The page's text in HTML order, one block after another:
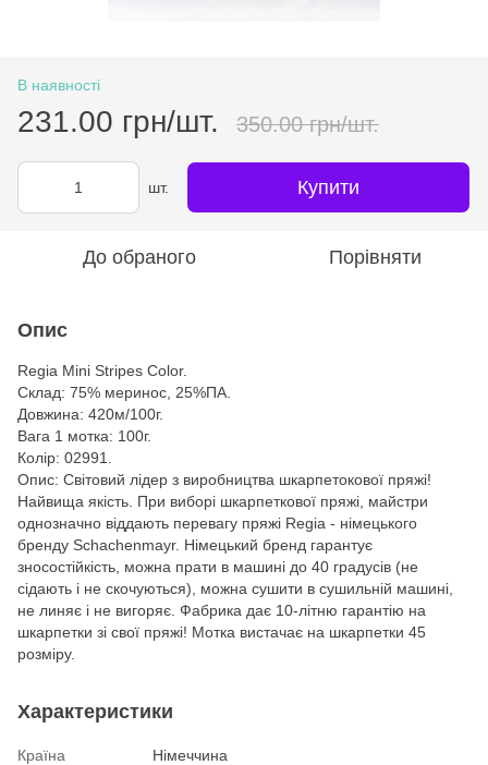
В наявності
231.00 грн/шт. 350.00 грн/шт.
шт. Купити
До обраного Порівняти
Опис
Regia Mini Stripes Color.
Склад: 75% меринос, 25%ПА.
Довжина: 420м/100г.
Вага 1 мотка: 100г.
Колір: 02991.
Опис: Світовий лідер з виробництва шкарпетокової пряжі!
Найвища якість. При виборі шкарпеткової пряжі, майстри
однозначно віддають перевагу пряжі Regia - німецького
бренду Schachenmayr. Німецький бренд гарантує
зносостійкість, можна прати в машині до 40 градусів (не
сідають і не скочуються), можна сушити в сушильній машині,
не линяє і не вигоряє. Фабрика дає 10-літню гарантію на
шкарпетки зі свої пряжі! Мотка вистачає на шкарпетки 45
розміру.
Характеристики
Країна
Німеччина